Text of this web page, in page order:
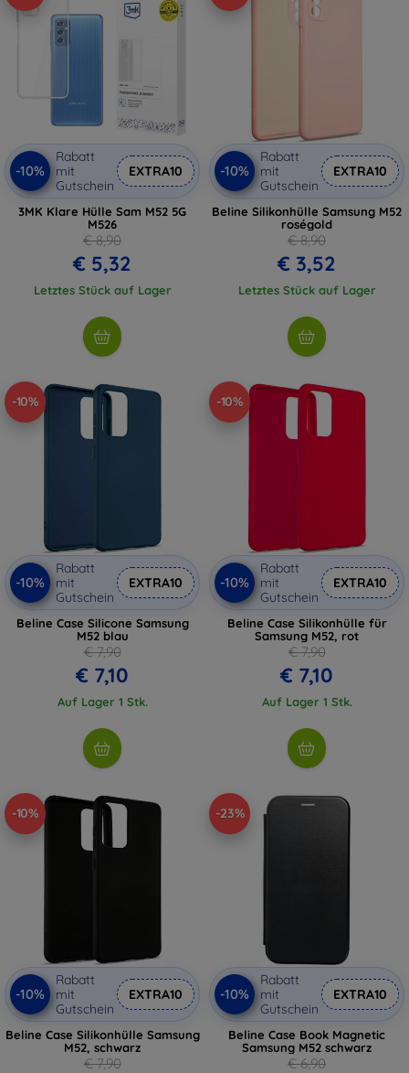
-10%
Rabatt
mit
Gutschein
EXTRA10
3MK Klare Hülle Sam M52 5G
M526
€ 8,90
€ 5,32
Letztes Stück auf Lager
-10%
Rabatt
mit
Gutschein
EXTRA10
Beline Silikonhülle Samsung M52
roségold
€ 8,90
€ 3,52
Letztes Stück auf Lager
-10%
-10%
Rabatt
mit
Gutschein
EXTRA10
Beline Case Silicone Samsung
M52 blau
€ 7,90
€ 7,10
Auf Lager 1 Stk.
-10%
-10%
Rabatt
mit
Gutschein
EXTRA10
Beline Case Silikonhülle für
Samsung M52, rot
€ 7,90
€ 7,10
Auf Lager 1 Stk.
-10%
-10%
Rabatt
mit
Gutschein
EXTRA10
Beline Case Silikonhülle Samsung
M52, schwarz
€ 7,90
-23%
-10%
Rabatt
mit
Gutschein
EXTRA10
Beline Case Book Magnetic
Samsung M52 schwarz
€ 6,90